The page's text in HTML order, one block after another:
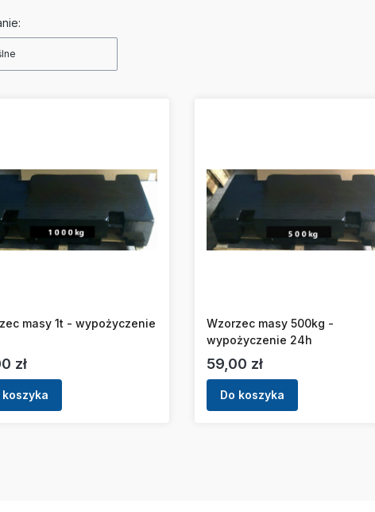
masy 1t - wypożyczenie
zł
koszyka
Wzorzec masy 500kg -
wypożyczenie 24h
Cena
59,00 zł
Do koszyka